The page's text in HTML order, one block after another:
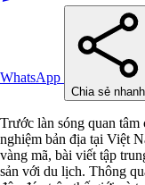
WhatsApp
Chia sẻ nhanh
Trước làn sóng quan
nghiệm bản địa tại Việt
vàng mã, bài viết tập
sản với du lịch. Thông